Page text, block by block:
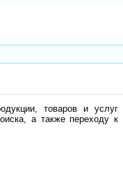
товаров и услуг
а также переходу к